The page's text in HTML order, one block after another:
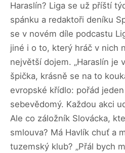
Haraslín? Liga se už příští
spánku a redaktoři deníku
se v novém díle podcastu
jiné i o to, který hráč v nich
největší dojem. „Haraslín je
špička, krásně se na to
evropské křídlo: pořád
sebevědomý. Každou akci
Ale co záložník Slovácka,
smlouva? Má Havlík chuť a
tuzemský klub? „Přál bych